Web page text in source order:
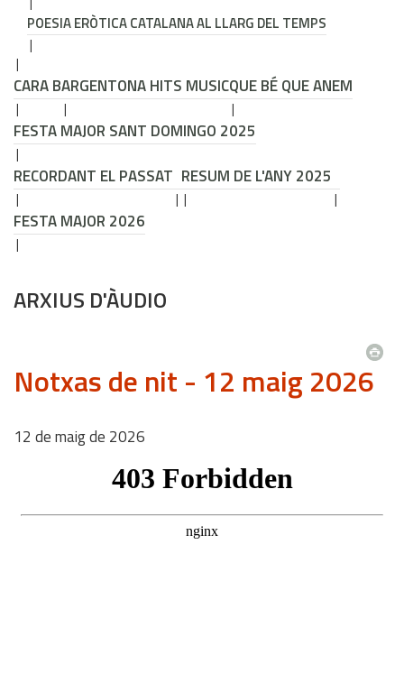
POESIA ERÒTICA CATALANA AL LLARG DEL TEMPS
CARA BARGENTONA HITS MUSICQUE BÉ QUE ANEM
FESTA MAJOR SANT DOMINGO 2025
RECORDANT EL PASSAT RESUM DE L'ANY 2025
FESTA MAJOR 2026
ARXIUS D'ÀUDIO
Notxas de nit - 12 maig 2026
12 demaigde 2026